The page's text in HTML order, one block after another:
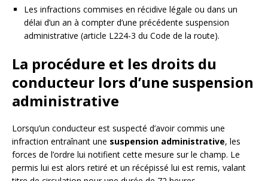
Les infractions commises en récidive légale ou dans un
délai d’un an à compter d’une précédente suspension
administrative (article L224-3 du Code de la route).
La procédure et les droits du
conducteur lors d’une suspension
administrative
Lorsqu’un conducteur est suspecté d’avoir commis une
infraction entraînant une suspension administrative, les
forces de l’ordre lui notifient cette mesure sur le champ. Le
permis lui est alors retiré et un récépissé lui est remis, valant